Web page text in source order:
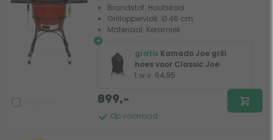
Brandstof: Houtskool
Grilloppervlak: Ø 46 cm
Materiaal: Keramiek
+
gratis Kamado Joe grill
hoes voor Classic Joe
t.w.v. 64,95
Op voorraad
899,-